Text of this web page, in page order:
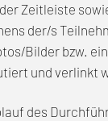
Zeitleiste
der/s
Bilder bzw.
und verlinkt
des